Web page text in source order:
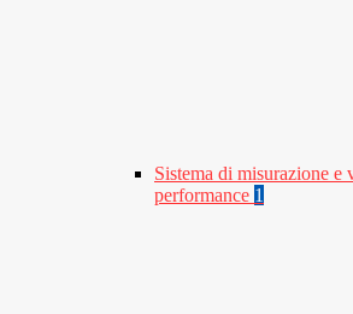
Sistema di misurazione e
performance 1